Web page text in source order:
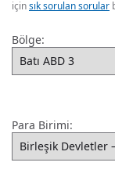
içinsık sorulan sorular
Bölge:
Para Birimi: